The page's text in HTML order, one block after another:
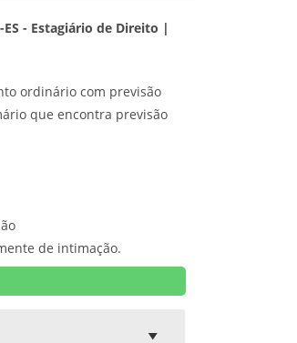
- Estagiário de Direito |
ordinário com previsão
que encontra previsão
de intimação.